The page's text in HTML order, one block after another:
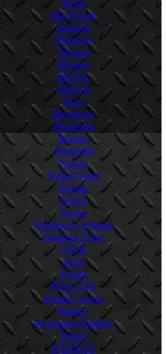
M-tac
MacTronic
Magpul
Magtech
Mauser
Meopta
Mil-Tec
Milicon
MoG
Morakniv
Mossberg
Mugga
Niggeloh
Niwax
Nobel Sport
Norma
Notch
Noxar
Optima by Hatsan
Outdoor Edge
OWB
Pard
Pixfra
POF USA
Primary Arms
Primos
Professor Optiken
Pulsar
RADIAN